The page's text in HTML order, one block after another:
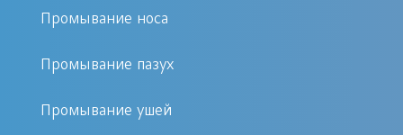
заболеваний, следствием которых
каналов, довольно часто
Промывание носа
Промывание пазух
Промывание ушей